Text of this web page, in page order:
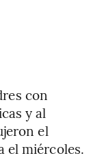
con
y al
el
el miércoles.